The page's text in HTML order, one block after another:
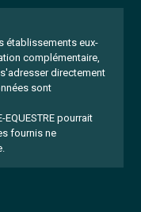
établissements eux-
complémentaire,
directement
sont
pourrait
fournis ne